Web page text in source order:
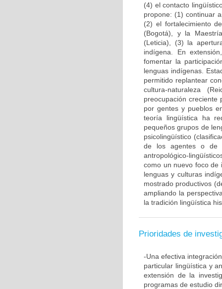
(4) el contacto
propone: (1) continuar
(2) el fortalecimiento
(Bogotá), y la
(Leticia), (3) la
indígena. En
fomentar la
lenguas indígenas.
permitido replantear
cultura-naturaleza
preocupación creciente
por gentes y pueblos
teoría lingüística ha
pequeños grupos de
psicolingüístico
de los agentes o de
antropológico-
como un nuevo foco de
lenguas y culturas
mostrado productivos
ampliando la
la tradición lingüística
Prioridades de
-Una efectiva
particular lingüística y
extensión de la
programas de estudio